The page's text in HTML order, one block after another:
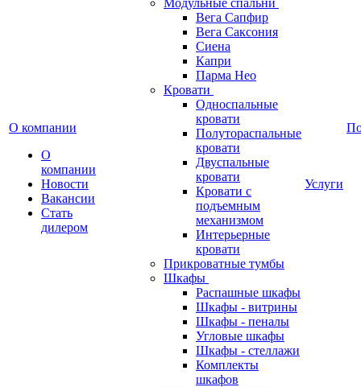
О компании
О
компании
Новости
Вакансии
Стать
дилером
Модульные спальни
Вега Сапфир
Вега Саксония
Сиена
Капри
Парма Нео
Кровати
Односпальные
кровати
Полутораспальные
кровати
Двуспальные
кровати
Кровати с
подъемным
механизмом
Интерьерные
кровати
Прикроватные тумбы
Шкафы
Распашные шкафы
Шкафы - витрины
Шкафы - пеналы
Угловые шкафы
Шкафы - стеллажи
Комплекты
шкафов
Услуги